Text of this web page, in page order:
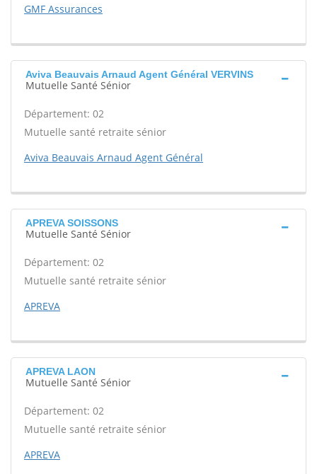
GMF Assurances
Aviva Beauvais Arnaud Agent Général VERVINS
Mutuelle Santé Sénior
Département: 02
Mutuelle santé retraite sénior
Aviva Beauvais Arnaud Agent Général
APREVA SOISSONS
Mutuelle Santé Sénior
Département: 02
Mutuelle santé retraite sénior
APREVA
APREVA LAON
Mutuelle Santé Sénior
Département: 02
Mutuelle santé retraite sénior
APREVA